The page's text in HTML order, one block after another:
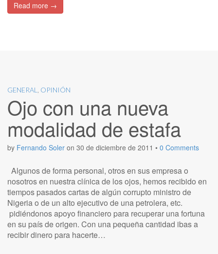
Read more →
GENERAL OPINIÓN
Ojo con una nueva
modalidad de estafa
by Fernando Soler on 30 de diciembre de 2011 • 0 Comments
Algunos de forma personal, otros en sus empresa o
nosotros en nuestra clínica de los ojos, hemos recibido en
tiempos pasados cartas de algún corrupto ministro de
Nigeria o de un alto ejecutivo de una petrolera, etc.
pidiéndonos apoyo financiero para recuperar una fortuna
en su país de origen. Con una pequeña cantidad ibas a
recibir dinero para hacerte…